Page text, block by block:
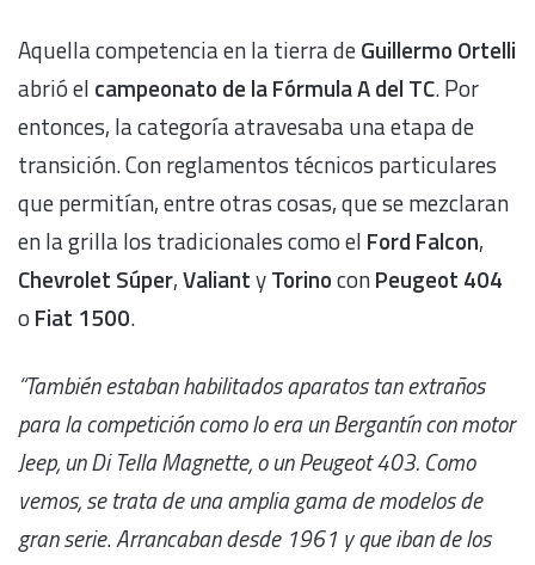
Aquella competencia en la tierra deGuillermo Ortelli
abrió el campeonato de la Fórmula A del TC. Por
entonces, la categoría atravesaba una etapa de
transición. Con reglamentos técnicos particulares
que permitían, entre otras cosas, que se mezclaran
en la grilla los tradicionales como el Ford Falcon,
Chevrolet Súper,ValiantyTorinoconPeugeot 404
o Fiat 1500.
“También estaban habilitados aparatos tan extraños
para la competición como lo era un Bergantín con motor
Jeep, un Di Tella Magnette, o un Peugeot 403. Como
vemos, se trata de una amplia gama de modelos de
gran serie.Arrancaban desde 1961 y que iban de los